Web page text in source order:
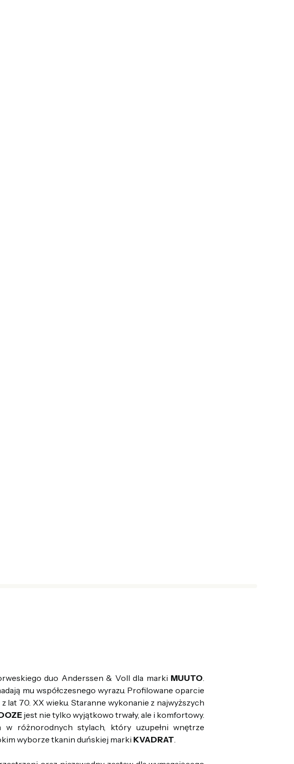
duo Anderssen & Voll dla marki MUUTO.
mu współczesnego wyrazu. Profilowane oparcie
70. XX wieku. Staranne wykonanie z najwyższych
jest nie tylko wyjątkowo trwały, ale i komfortowy.
różnorodnych stylach, który uzupełni wnętrze
wyborze tkanin duńskiej marki KVADRAT.